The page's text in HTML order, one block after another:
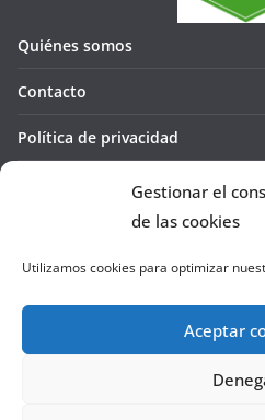
Gestionar el
de las cookies
Utilizamos cookies para optimizar
Aceptar
Quiénes somos
Contacto
Política de privacidad
Política de cookies (UE)
La Cañada te